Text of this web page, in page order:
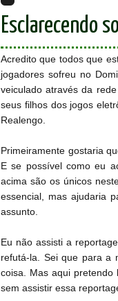
Esclarecendo
Acredito que todos que
jogadores sofreu no
veiculado através da
seus filhos dos jogos
Realengo.
Primeiramente gostaria
E se possível como eu
acima são os únicos
essencial, mas ajudaria
assunto.
Eu não assisti a
refutá-la. Sei que para a
coisa. Mas aqui
sem assistir essa